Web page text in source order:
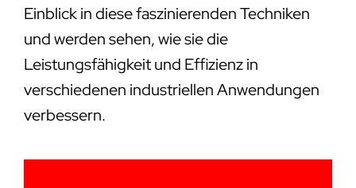
Einblick in diese faszinierenden Techniken
und werden sehen, wie sie die
Leistungsfähigkeit und Effizienz in
verschiedenen industriellen Anwendungen
verbessern.